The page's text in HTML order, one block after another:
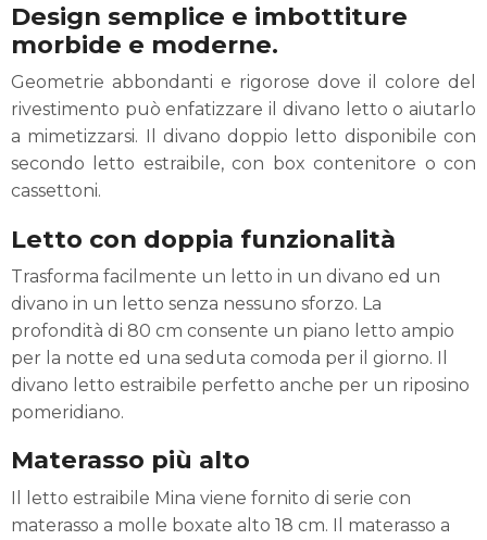
Design semplice e imbottiture
morbide e moderne.
Geometrie abbondanti e rigorose dove il colore del
rivestimento può enfatizzare il divano letto o aiutarlo
a mimetizzarsi. Il divano doppio letto disponibile con
secondo letto estraibile, con box contenitore o con
cassettoni.
Letto con doppia funzionalità
Trasforma facilmente un letto in un divano ed un
divano in un letto senza nessuno sforzo. La
profondità di 80 cm consente un piano letto ampio
per la notte ed una seduta comoda per il giorno. Il
divano letto estraibile perfetto anche per un riposino
pomeridiano.
Materasso più alto
Il letto estraibile Mina viene fornito di serie con
materasso a molle boxate alto 18 cm. Il materasso a